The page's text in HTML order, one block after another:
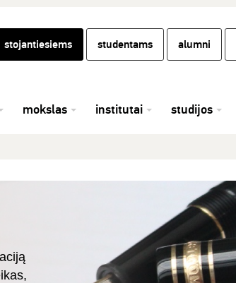
stojantiesiems studentams alumni
mokslas institutai studijos